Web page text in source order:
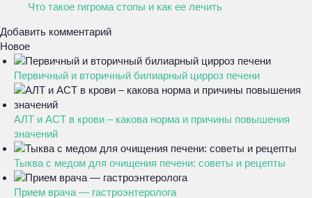
Что такое гигрома стопы и как ее лечить
Добавить комментарий
Новое
Первичный и вторичный билиарный цирроз печени
АЛТ и АСТ в крови – какова норма и причины повышения
значений
Тыква с медом для очищения печени: советы и рецепты
Прием врача — гастроэнтеролога